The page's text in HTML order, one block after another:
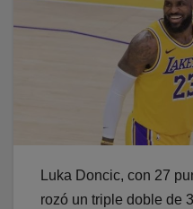
Luka Doncic, con 27
rozó un triple doble de